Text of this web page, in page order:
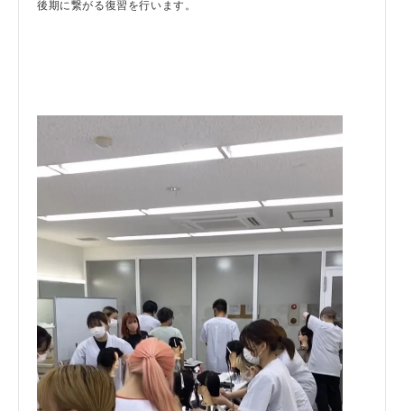
後期に繋がる復習を行います。